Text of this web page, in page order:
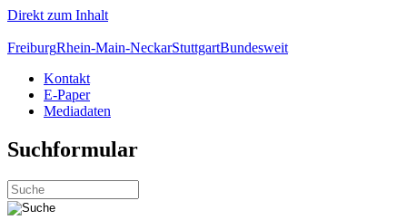
Direkt zum Inhalt
FreiburgRhein-Main-NeckarStuttgartBundesweit
Kontakt
E-Paper
Mediadaten
Suchformular